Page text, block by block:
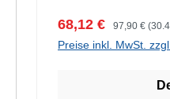
Verkaufspreis:
68,12 € Regulärer
97,90 €
Preise inkl. MwSt.